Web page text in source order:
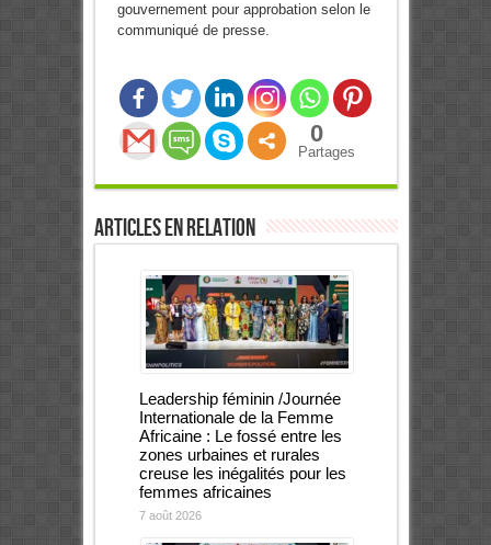
gouvernement pour approbation selon le
communiqué de presse.
0
Partages
Articles en relation
Leadership féminin /Journée
Internationale de la Femme
Africaine : Le fossé entre les
zones urbaines et rurales
creuse les inégalités pour les
femmes africaines
7 août 2026